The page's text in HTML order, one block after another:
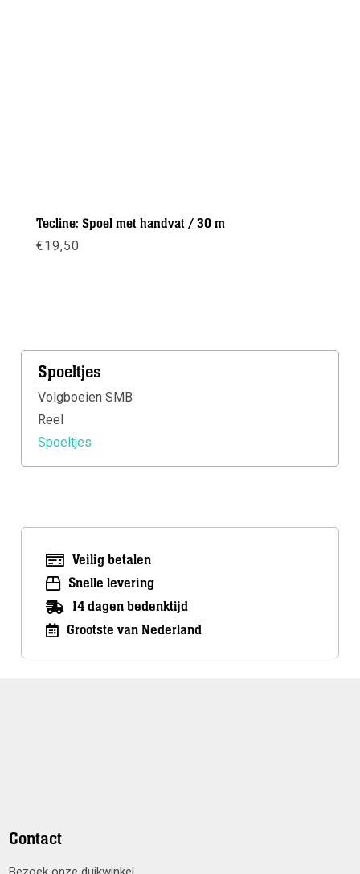
Tecline: Spoel met handvat / 30 m
€19,50
Spoeltjes
Volgboeien SMB
Reel
Spoeltjes
Veilig betalen
Snelle levering
14 dagen bedenktijd
Grootste van Nederland
Contact